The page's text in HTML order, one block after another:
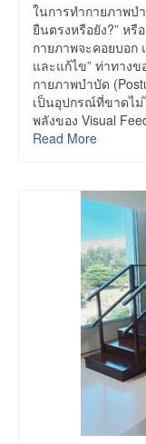
ในการทำกายภาพบ
ยืนตรงหรือยัง?” ห
กายภาพจะคอยบอก
และแก้ไข” ท่าทาง
กายภาพบำบัด
เป็นอุปกรณ์ที่ขาดไ
พลังของ Visual
Read More